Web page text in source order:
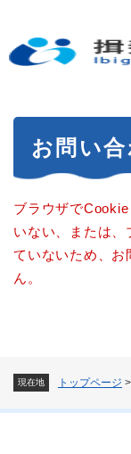
の
現在地 トップページ >
お問い
ブラウザで
いない、または、
ていないため、お
ん。